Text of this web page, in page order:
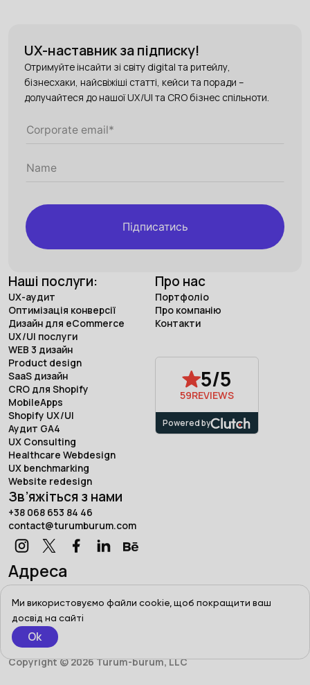
Ми використовуємо файли cookie, щоб покращити ваш
досвід на сайті
Ok
Наші послуги:
UX-аудит
Оптимізація конверсії
Дизайн для eCommerce
UX/UI послуги
WEB 3 дизайн
Product design
SaaS дизайн
CRO для Shopify
MobileApps
Shopify UX/UI
Аудит GA4
UX Consulting
Healthcare Webdesign
UX benchmarking
Website redesign
Про нас
Портфоліо
Про компанію
Контакти
5/5
59REVIEWS
Powered by
Зв’яжіться з нами
+38 068 653 84 46
contact@turumburum.com
Адреса
Турум-бурум, Україна, Харків,
вул. Сумська, 7/1
UX-наставник за підписку!
Отримуйте інсайти зі світу digital та ритейлу,
бізнесхаки, найсвіжіші статті, кейси та поради –
долучайтеся до нашої UX/UI та CRO бізнес спільноти.
Підписатись
Copyright © 2026 Turum-burum, LLC
Terms of use